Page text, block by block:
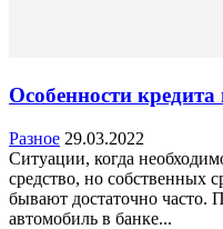
Особенности
Разное 29.03.2022
Ситуации, когда
средство, но собственных
бывают достаточно часто.
автомобиль в банке...